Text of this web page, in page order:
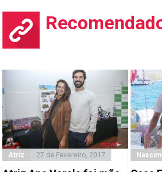
Atriz 27 de Fevereiro, 2017